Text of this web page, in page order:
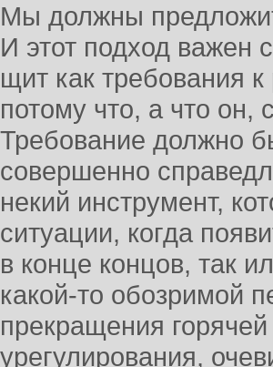
Мы должны
И этот подход важен
щит как требования
потому что, а что он,
Требование должно
совершенно
некий инструмент,
ситуации, когда
в конце концов, так
какой-то обозримой
прекращения
урегулирования,